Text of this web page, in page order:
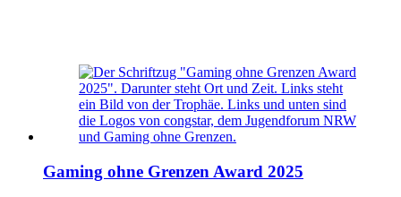
Gaming ohne Grenzen Award 2025